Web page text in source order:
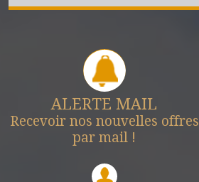
ALERTE MAIL
Recevoir nos nouvelles offres
par mail !